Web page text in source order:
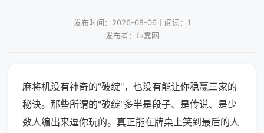
发布时间：2026-08-06｜阅读：1
发布者：尔靠网
麻将机没有神奇的"破绽"，也没有能让你稳赢三家的
秘诀。那些所谓的"破绽"多半是段子、是传说、是少
数人编出来逗你玩的。真正能在牌桌上笑到最后的人